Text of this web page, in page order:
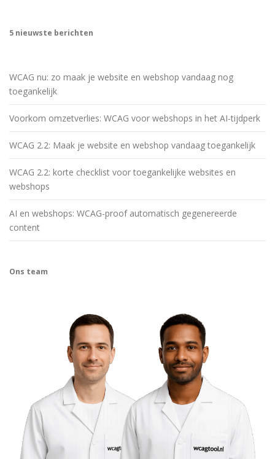
5 nieuwste berichten
WCAG nu: zo maak je website en webshop vandaag nog
toegankelijk
Voorkom omzetverlies: WCAG voor webshops in het AI-tijdperk
WCAG 2.2: Maak je website en webshop vandaag toegankelijk
WCAG 2.2: korte checklist voor toegankelijke websites en
webshops
AI en webshops: WCAG-proof automatisch gegenereerde
content
Ons team